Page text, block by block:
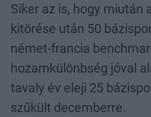
Siker az is, hogy miután
kitörése után 50
német-francia
hozamkülönbség jóval
tavaly év eleji 25
szűkült decemberre.